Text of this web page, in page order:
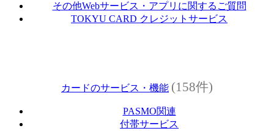
その他Webサービス・アプリに関するご質問
TOKYU CARD クレジットサービス
カードのサービス・機能 (158件)
PASMO関連
付帯サービス